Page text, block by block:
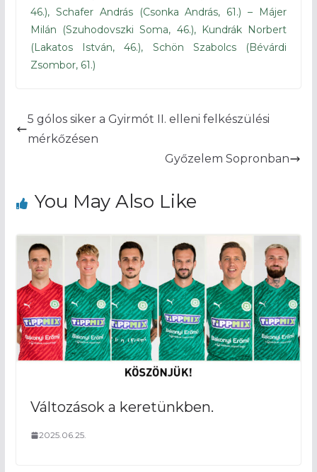
46.), Schafer András (Csonka András, 61.) – Májer
Milán (Szuhodovszki Soma, 46.), Kundrák Norbert
(Lakatos István, 46.), Schön Szabolcs (Bévárdi
Zsombor, 61.)
5 gólos siker a Gyirmót II. elleni felkészülési
mérkőzésen
Győzelem Sopronban
You May Also Like
Változások a keretünkben.
2025.06.25.